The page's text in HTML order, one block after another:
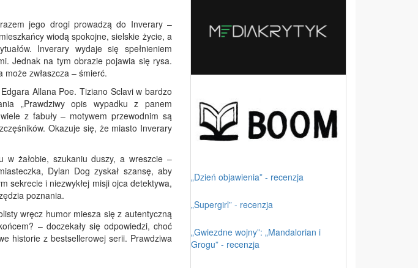
jego drogi prowadzą do Inverary –
wiodą spokojne, sielskie życie, a
Inverary wydaje się spełnieniem
Jednak na tym obrazie pojawia się rysa.
zwłaszcza – śmierć.
Allana Poe. Tiziano Sclavi w bardzo
„Prawdziwy opis wypadku z panem
z fabuły – motywem przewodnim są
Okazuje się, że miasto Inverary
w żałobie, szukaniu duszy, a wreszcie –
Dylan Dog zyskał szansę, aby
sekrecie i niezwykłej misji ojca detektywa,
poznania.
wręcz humor miesza się z autentyczną
– doczekały się odpowiedzi, choć
historie z bestsellerowej serii. Prawdziwa
„Dzień objawienia” - recenzja
„Supergirl” - recenzja
„Gwiezdne wojny”: „Mandalorian i
Grogu” - recenzja